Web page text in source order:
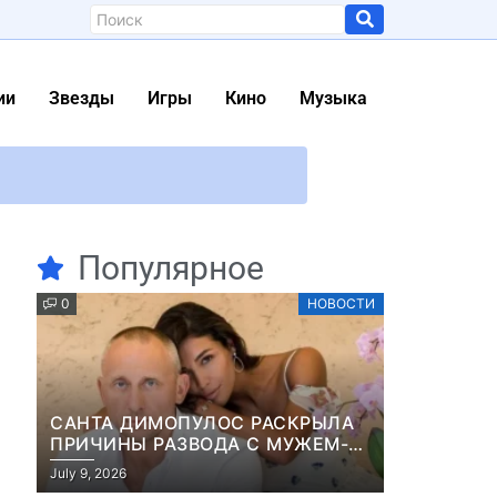
Звезды Игры Кино Музыка
фото)
роль в пиратском телесериале
патронами
Популярное
0 НОВОСТИ
САНТА ДИМОПУЛОС РАСКРЫЛА
ПРИЧИНЫ РАЗВОДА С МУЖЕМ-
БИЗНЕСМЕНОМ
July 9, 2026